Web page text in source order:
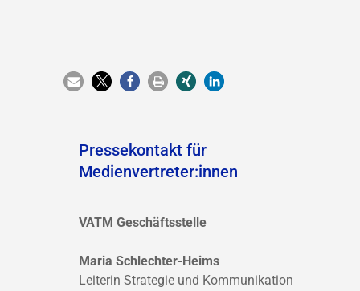
Pressekontakt für
Medienvertreter:innen
VATM Geschäftsstelle
Maria Schlechter-Heims
Leiterin Strategie und Kommunikation